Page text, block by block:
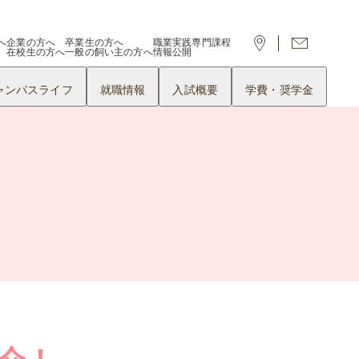
企業の方へ
在校生の方へ
卒業生の方へ
一般の飼い主の方へ
職業実践専門課程
情報公開
ンパスライフ 就職情報 入試概要 学費・奨学金